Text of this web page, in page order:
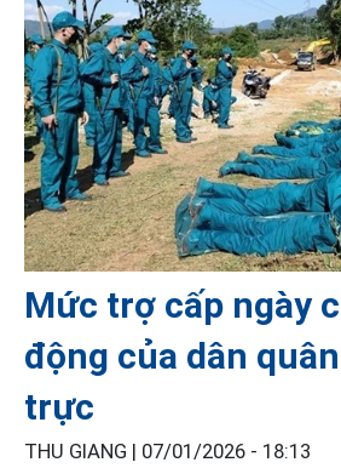
Mức trợ cấp ngày
động của dân
trực
THU GIANG | 07/01/2026 - 18:13